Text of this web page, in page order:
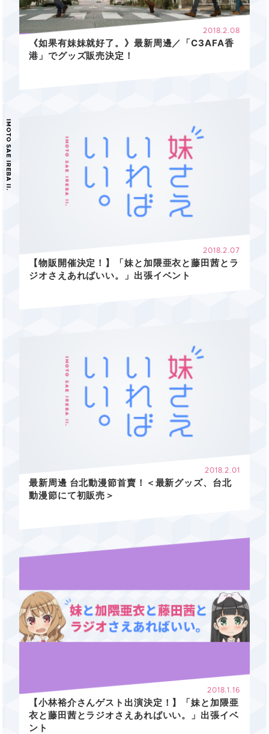
2018.2.08
《如果有妹妹就好了。》最新周邊／「C3AFA香
港」でグッズ販売決定！
2018.2.07
【物販開催決定！】「妹と加隈亜衣と藤田茜とラ
ジオさえあればいい。」出張イベント
2018.2.01
最新周邊 台北動漫節首賣！＜最新グッズ、台北
動漫節にて初販売＞
2018.1.16
【小林裕介さんゲスト出演決定！】「妹と加隈亜
衣と藤田茜とラジオさえあればいい。」出張イベ
ント